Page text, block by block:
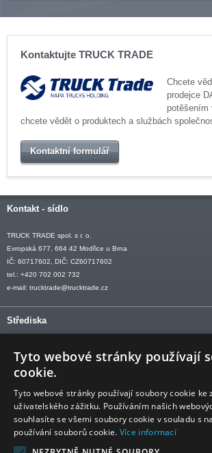
Kontaktujte TRUCK TRADE
Chcete
prodejce
potěšením
chcete vědět o produktech a službách
Kontaktní formulář
Kontakt - sídlo
TRUCK TRADE spol. s r. o.
Evropská 677, 664 42 Modřice u Brna
IČ: 60717602, DIČ: CZ60717602
tel.: +420 702 002 732
e-mail: trucktrade@trucktrade.cz
Střediska
OSTRAVA tel: +420 602 547 882
OTROKOVICE tel: +420 577 110 921-2
Sledujte nás
Tyto webové stránky používají
cookie.
Tyto webové stránky používají soubory cookie ke
uživatelského zážitku. Používáním našich
souhlasíte se všemi soubory cookie v souladu s
používání souborů cookie. Více informací